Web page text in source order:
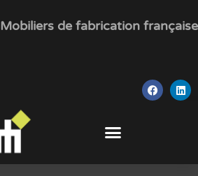
Mobiliers de fabrication française